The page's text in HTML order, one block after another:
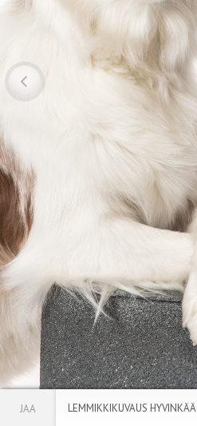
JAA LEMMIKKIKUVAUS HYVINKÄÄ